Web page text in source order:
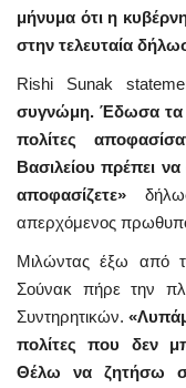
μήνυμα ότι η
στην τελευταία
Rishi Sunak
συγνώμη. Έδωσα τα
πολίτες
Βασιλείου πρέπει να
αποφασίζετε»
απερχόμενος
Μιλώντας έξω από
Σούνακ πήρε την
Συντηρητικών.
πολίτες που δεν
Θέλω να ζητήσω